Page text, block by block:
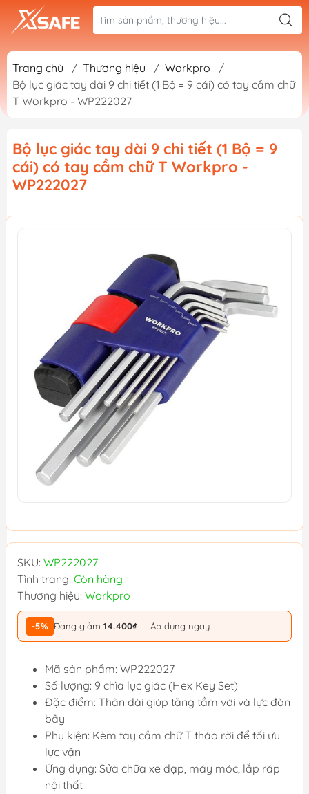
Trang chủ / Thương hiệu / Workpro
/
Bộ lục giác tay dài 9 chi tiết (1 Bộ = 9 cái) có tay cầm chữ
T Workpro - WP222027
Bộ lục giác tay dài 9 chi tiết (1 Bộ = 9
cái) có tay cầm chữ T Workpro -
WP222027
SKU: WP222027
Tình trạng: Còn hàng
Thương hiệu: Workpro
-5% Đang giảm 14.400₫ — Áp dụng ngay
Mã sản phẩm: WP222027
Số lượng: 9 chìa lục giác (Hex Key Set)
Đặc điểm: Thân dài giúp tăng tầm với và lực đòn
bẩy
Phụ kiện: Kèm tay cầm chữ T tháo rời để tối ưu
lực vặn
Ứng dụng: Sửa chữa xe đạp, máy móc, lắp ráp
nội thất